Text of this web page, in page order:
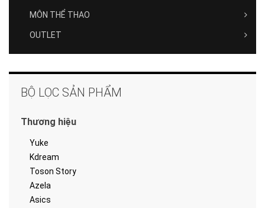
MÔN THỂ THAO
OUTLET
BỘ LỌC SẢN PHẨM
Thương hiệu
Yuke
Kdream
Toson Story
Azela
Asics